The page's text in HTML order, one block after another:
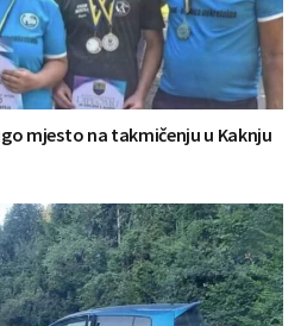
mjesto na takmičenju u Kaknju